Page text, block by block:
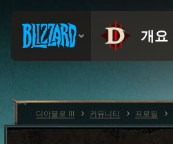
디아블로 III 커뮤니티 프로필